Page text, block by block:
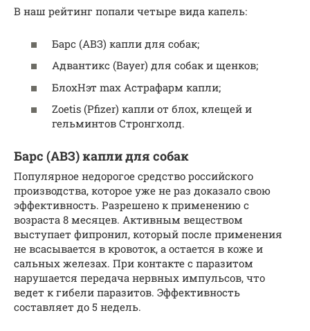
В наш рейтинг попали четыре вида капель:
Барс (АВЗ) капли для собак;
Адвантикс (Bayer) для собак и щенков;
БлохНэт max Астрафарм капли;
Zoetis (Pfizer) капли от блох, клещей и
гельминтов Стронгхолд.
Барс (АВЗ) капли для собак
Популярное недорогое средство российского
производства, которое уже не раз доказало свою
эффективность. Разрешено к применению с
возраста 8 месяцев. Активным веществом
выступает фипронил, который после применения
не всасывается в кровоток, а остается в коже и
сальных железах. При контакте с паразитом
нарушается передача нервных импульсов, что
ведет к гибели паразитов. Эффективность
составляет до 5 недель.